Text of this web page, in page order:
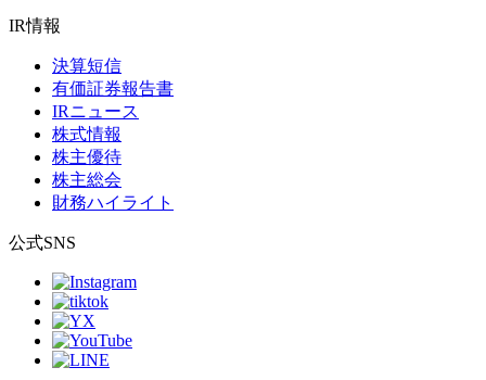
IR情報
決算短信
有価証券報告書
IRニュース
株式情報
株主優待
株主総会
財務ハイライト
公式SNS